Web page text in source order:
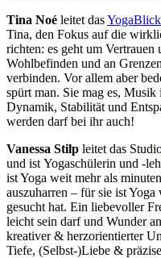
Tina Noé leitet dasYogaBlick
Tina, den Fokus auf die
richten: es geht um Vertrauen
Wohlbefinden und an
verbinden. Vor allem aber
spürt man. Sie mag es,
Dynamik, Stabilität und
werden darf bei ihr auch!
Vanessa Stilp leitet das
und ist Yogaschülerin und -
ist Yoga weit mehr als
auszuharren – für sie ist
gesucht hat. Ein liebevoller
leicht sein darf und Wunder
kreativer & herzorientierter
Tiefe, (Selbst-)Liebe &